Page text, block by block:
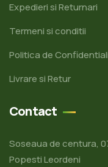
Expedieri si Returnari
Termeni si conditii
Politica de
Livrare si Retur
Contact
Soseaua de centura,
Popesti Leordeni